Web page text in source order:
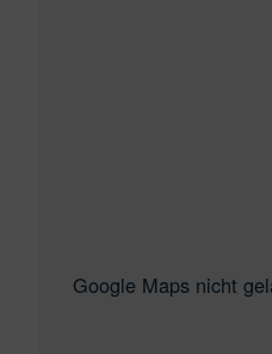
Google Maps nicht